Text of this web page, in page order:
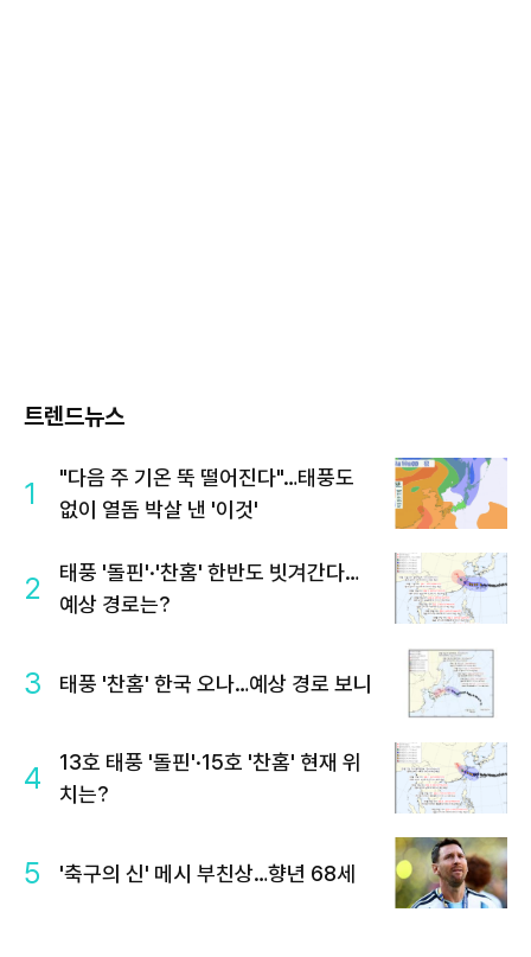
트렌드뉴스
1
"다음 주 기온 뚝 떨어진다"…태풍도
없이 열돔 박살 낸 '이것'
2
태풍 '돌핀'·'찬홈' 한반도 빗겨간다…
예상 경로는?
3 태풍 '찬홈' 한국 오나…예상 경로 보니
4
13호 태풍 '돌핀'·15호 '찬홈' 현재 위
치는?
5 '축구의 신' 메시 부친상…향년 68세